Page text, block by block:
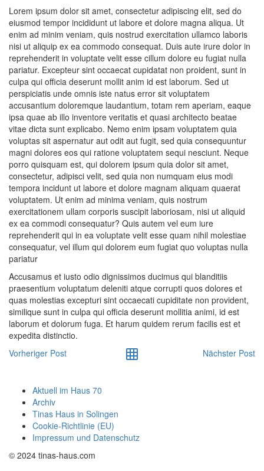
Lorem ipsum dolor sit amet, consectetur adipiscing elit, sed do
eiusmod tempor incididunt ut labore et dolore magna aliqua. Ut
enim ad minim veniam, quis nostrud exercitation ullamco laboris
nisi ut aliquip ex ea commodo consequat. Duis aute irure dolor in
reprehenderit in voluptate velit esse cillum dolore eu fugiat nulla
pariatur. Excepteur sint occaecat cupidatat non proident, sunt in
culpa qui officia deserunt mollit anim id est laborum. Sed ut
perspiciatis unde omnis iste natus error sit voluptatem
accusantium doloremque laudantium, totam rem aperiam, eaque
ipsa quae ab illo inventore veritatis et quasi architecto beatae
vitae dicta sunt explicabo. Nemo enim ipsam voluptatem quia
voluptas sit aspernatur aut odit aut fugit, sed quia consequuntur
magni dolores eos qui ratione voluptatem sequi nesciunt. Neque
porro quisquam est, qui dolorem ipsum quia dolor sit amet,
consectetur, adipisci velit, sed quia non numquam eius modi
tempora incidunt ut labore et dolore magnam aliquam quaerat
voluptatem. Ut enim ad minima veniam, quis nostrum
exercitationem ullam corporis suscipit laboriosam, nisi ut aliquid
ex ea commodi consequatur? Quis autem vel eum iure
reprehenderit qui in ea voluptate velit esse quam nihil molestiae
consequatur, vel illum qui dolorem eum fugiat quo voluptas nulla
pariatur
Accusamus et iusto odio dignissimos ducimus qui blanditiis
praesentium voluptatum deleniti atque corrupti quos dolores et
quas molestias excepturi sint occaecati cupiditate non provident,
similique sunt in culpa qui officia deserunt mollitia animi, id est
laborum et dolorum fuga. Et harum quidem rerum facilis est et
expedita distinctio.
Vorheriger Post
Nächster Post
Aktuell im Haus 70
Archiv
Tinas Haus in Solingen
Cookie-Richtlinie (EU)
Impressum und Datenschutz
© 2024 tinas-haus.com